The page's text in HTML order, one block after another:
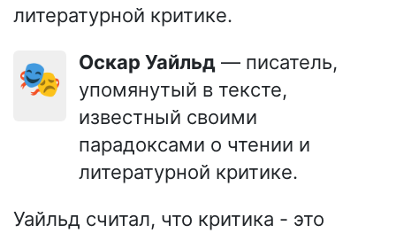
литературной критике.
🎭 Оскар Уайльд — писатель,
упомянутый в тексте,
известный своими
парадоксами о чтении и
литературной критике.
Уайльд считал, что критика - это